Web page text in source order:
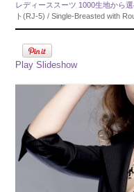
レディーススーツ 1000生地から
ト(RJ-5) / Single-Breasted with
Play Slideshow